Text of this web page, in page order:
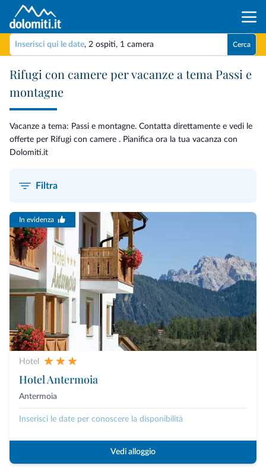
Inserisci qui le date, 2 ospiti, 1 camera Cerca
Rifugi con camere per vacanze a tema Passi e
montagne
Vacanze a tema: Passi e montagne. Contatta direttamente e vedi le
offerte per Rifugi con camere . Pianifica ora la tua vacanza con
Dolomiti.it
Filtra
In evidenza
Hotel
Hotel Antermoia
Antermoia
Inserisci le date per conoscere la disponibilità
Vedi alloggio